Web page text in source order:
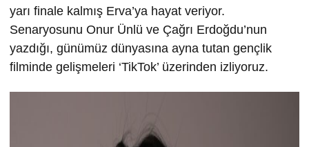
yarı finale kalmış Erva’ya hayat veriyor.
Senaryosunu Onur Ünlü ve Çağrı Erdoğdu’nun
yazdığı, günümüz dünyasına ayna tutan gençlik
filminde gelişmeleri ‘TikTok’ üzerinden izliyoruz.